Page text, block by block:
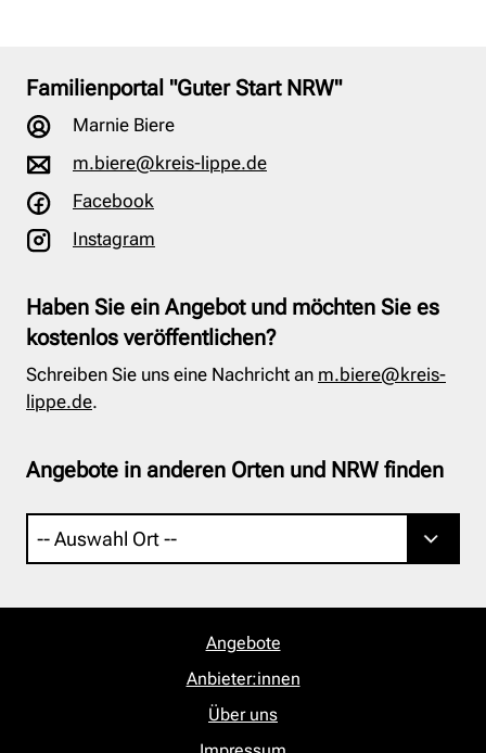
Familienportal "Guter Start NRW"
Marnie Biere
m.biere@kreis-lippe.de
Facebook
Instagram
Haben Sie ein Angebot und möchten Sie es
kostenlos veröffentlichen?
Schreiben Sie uns eine Nachricht an m.biere@kreis-
lippe.de.
Angebote in anderen Orten und NRW finden
Angebote
Anbieter:innen
Über uns